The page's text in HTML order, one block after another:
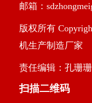
邮箱：
版权所有
机生产制造厂家
责任编辑：孔珊
扫描二维码